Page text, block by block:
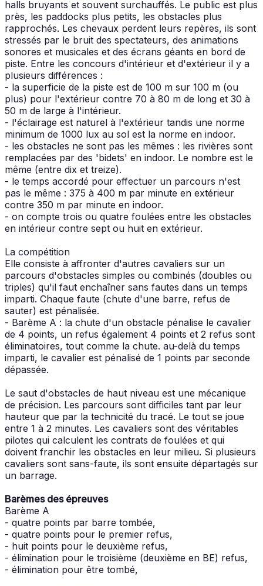
halls bruyants et souvent surchauffés. Le public est plus
près, les paddocks plus petits, les obstacles plus
rapprochés. Les chevaux perdent leurs repères, ils sont
stressés par le bruit des spectateurs, des animations
sonores et musicales et des écrans géants en bord de
piste. Entre les concours d'intérieur et d'extérieur il y a
plusieurs différences :
- la superficie de la piste est de 100 m sur 100 m (ou
plus) pour l'extérieur contre 70 à 80 m de long et 30 à
50 m de large à l'intérieur.
- l'éclairage est naturel à l'extérieur tandis une norme
minimum de 1000 lux au sol est la norme en indoor.
- les obstacles ne sont pas les mêmes : les rivières sont
remplacées par des 'bidets' en indoor. Le nombre est le
même (entre dix et treize).
- le temps accordé pour effectuer un parcours n'est
pas le même : 375 à 400 m par minute en extérieur
contre 350 m par minute en indoor.
- on compte trois ou quatre foulées entre les obstacles
en intérieur contre sept ou huit en extérieur.
La compétition
Elle consiste à affronter d'autres cavaliers sur un
parcours d'obstacles simples ou combinés (doubles ou
triples) qu'il faut enchaîner sans fautes dans un temps
imparti. Chaque faute (chute d'une barre, refus de
sauter) est pénalisée.
- Barème A : la chute d'un obstacle pénalise le cavalier
de 4 points, un refus également 4 points et 2 refus sont
éliminatoires, tout comme la chute. au-delà du temps
imparti, le cavalier est pénalisé de 1 points par seconde
dépassée.
Le saut d'obstacles de haut niveau est une mécanique
de précision. Les parcours sont difficiles tant par leur
hauteur que par la technicité du tracé. Le tout se joue
entre 1 à 2 minutes. Les cavaliers sont des véritables
pilotes qui calculent les contrats de foulées et qui
doivent franchir les obstacles en leur milieu. Si plusieurs
cavaliers sont sans-faute, ils sont ensuite départagés sur
un barrage.
Barèmes des épreuves
Barème A
- quatre points par barre tombée,
- quatre points pour le premier refus,
- huit points pour le deuxième refus,
- élimination pour le troisième (deuxième en BE) refus,
- élimination pour être tombé,